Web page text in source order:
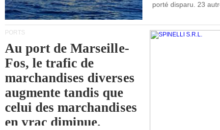
porté disparu. 23
PORTS
Au port de Marseille-
Fos, le trafic de
marchandises diverses
augmente tandis que
celui des marchandises
en vrac diminue.